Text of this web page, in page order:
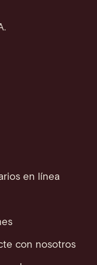
en línea
con nosotros